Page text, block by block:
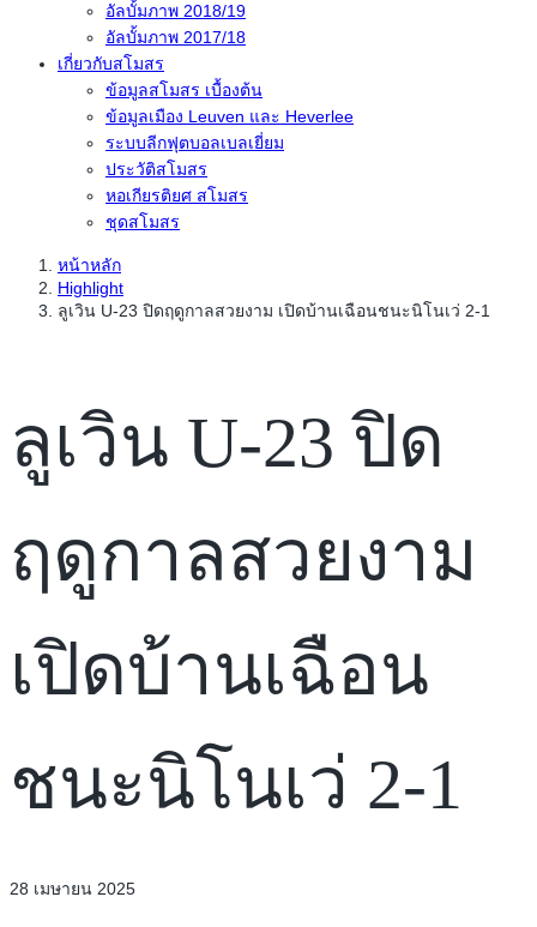
อัลบั้มภาพ 2018/19
อัลบั้มภาพ 2017/18
เกี่ยวกับสโมสร
ข้อมูลสโมสร เบื้องต้น
ข้อมูลเมือง Leuven และ Heverlee
ระบบลีกฟุตบอลเบลเยี่ยม
ประวัติสโมสร
หอเกียรติยศ สโมสร
ชุดสโมสร
หน้าหลัก
Highlight
ลูเวิน U-23 ปิดฤดูกาลสวยงาม เปิดบ้านเฉือนชนะนิโนเว่ 2-1
ลูเวิน U-23 ปิด
ฤดูกาลสวยงาม
เปิดบ้านเฉือน
ชนะนิโนเว่ 2-1
28 เมษายน 2025